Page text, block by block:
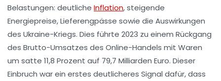
Belastungen: deutliche Inflation, steigende
Energiepreise, Lieferengpässe sowie die Auswirkungen
des Ukraine-Kriegs. Dies führte 2023 zu einem Rückgang
des Brutto-Umsatzes des Online-Handels mit Waren
um satte 11,8 Prozent auf 79,7 Milliarden Euro. Dieser
Einbruch war ein erstes deutlicheres Signal dafür, dass